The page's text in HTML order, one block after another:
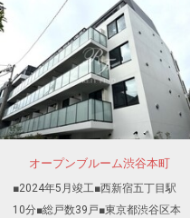
オープンブルーム渋谷本町
■2024年5月竣工■西新宿五丁目駅
10分■総戸数39戸■東京都渋谷区本